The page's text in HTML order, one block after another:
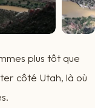
plus tôt que
côté Utah, là où